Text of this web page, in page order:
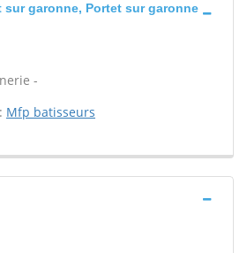
sur garonne, Portet sur garonne
-
Mfp batisseurs